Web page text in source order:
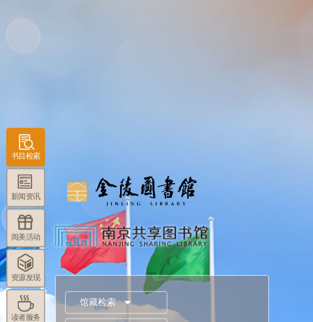
书目检索
新闻资讯
阅美活动
资源发现
读者服务